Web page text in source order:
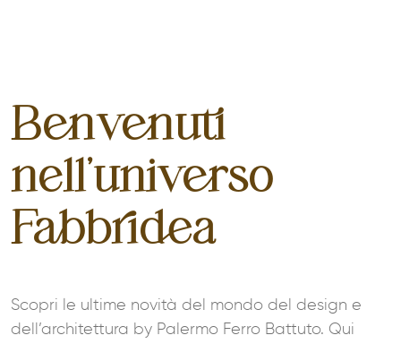
Benvenuti
nell'universo
Fabbridea
Scopri le ultime novità del mondo del design e
dell’architettura by Palermo Ferro Battuto. Qui